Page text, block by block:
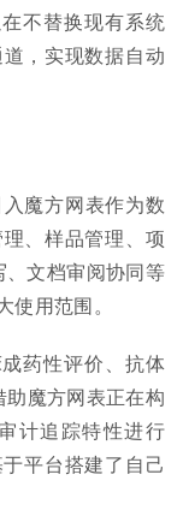
不替换现有系统
，实现数据自动
魔方网表作为数
、样品管理、项
文档审阅协同等
用范围。
药性评价、抗体
魔方网表正在构
计追踪特性进行
平台搭建了自己